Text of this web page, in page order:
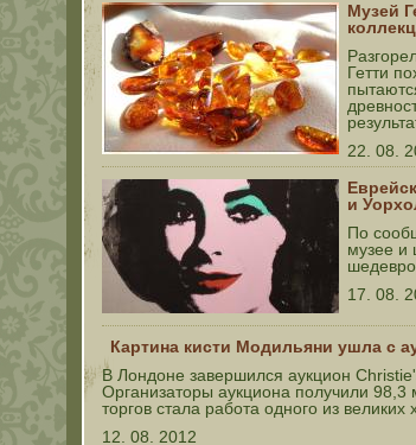
Музей
Гетти
22. 08.
и
По
музее и
17. 08.
Картина кисти Модильяни ушла с
В Лондоне завершился аукцион
Организаторы аукциона получили
торгов стала работа одного из
12. 08. 2012